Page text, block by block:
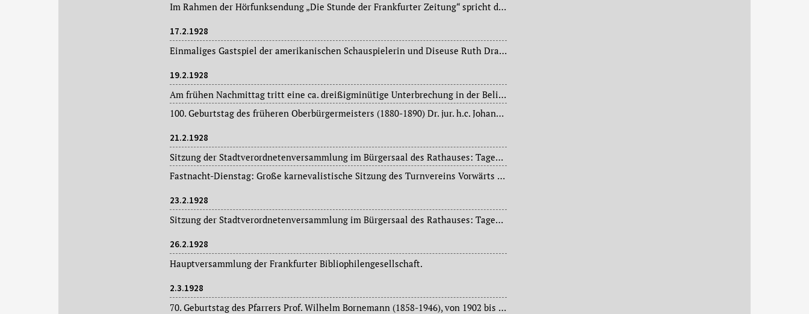
Im Rahmen der Hörfunksendung „Die Stunde der Frankfurter Zeitung“ spricht der aus Wiesbaden stammende Schriftsteller und Journalist Dr. Alfons Paquet (1881-1944), seit 1918 dauerhaft in Frankfurt am Main ansässig, über seine Geburtsstadt.
17.2.1928
Einmaliges Gastspiel der amerikanischen Schauspielerin und Diseuse Ruth Draper im Neuen Theater.
19.2.1928
Am frühen Nachmittag tritt eine ca. dreißigminütige Unterbrechung in der Belieferung Frankfurts mit Drehstrom durch die Preußische Elektrizitäts-AG ein. Beim Versuch des Preußenwerks und des Bayernwerks ihre Hunderttausendvolt-Netze in Aschaffenburg zusammenzuschalten, wird ein Kurzschluss verursacht. Auch die Straßenbahn hat streckenweise keinen Strom.
100. Geburtstag des früheren Oberbürgermeisters (1880-1890) Dr. jur. h.c. Johannes Franz von Miquel (1828-1901), Frankfurter Ehrenbürger (1890), Ehrengrab auf dem Frankfurter Hauptfriedhof.
21.2.1928
Sitzung der Stadtverordnetenversammlung im Bürgersaal des Rathauses: Tagesordnung: Ausführung außergewöhnlicher Straßenbauten, Austausch und Ankauf von Grundstücken, Legung von Wasserleitungen.
Fastnacht-Dienstag: Große karnevalistische Sitzung des Turnvereins Vorwärts 1882 Bockenheim.
23.2.1928
Sitzung der Stadtverordnetenversammlung im Bürgersaal des Rathauses: Tagesordnung: u.a. Ausführung von städtischen Notstandsarbeiten.
26.2.1928
Hauptversammlung der Frankfurter Bibliophilengesellschaft.
2.3.1928
70. Geburtstag des Pfarrers Prof. Wilhelm Bornemann (1858-1946), von 1902 bis 1931 Pfarrer der Nikolaikirche, seit 1906 Senior und Präsident der Evangelischen Landeskirchenversammlung.